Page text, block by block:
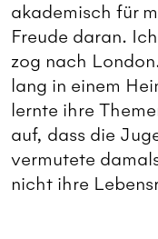
akademisch für
Freude daran.
zog nach
lang in einem
lernte ihre
auf, dass die
vermutete
nicht ihre